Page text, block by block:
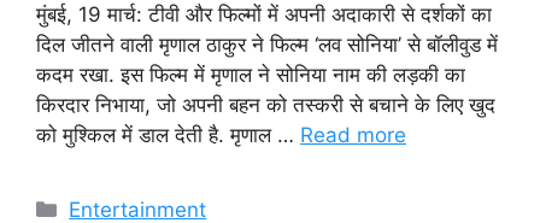
मुंबई, 19 मार्च: टीवी और फिल्मों में अपनी अदाकारी से दर्शकों का
दिल जीतने वाली मृणाल ठाकुर ने फिल्म ‘लव सोनिया’ से बॉलीवुड में
कदम रखा. इस फिल्म में मृणाल ने सोनिया नाम की लड़की का
किरदार निभाया, जो अपनी बहन को तस्करी से बचाने के लिए खुद
को मुश्किल में डाल देती है. मृणाल … Read more
Categories
Entertainment